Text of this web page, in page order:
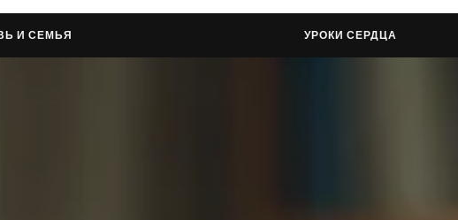
И СЕМЬЯ УРОКИ СЕРДЦА